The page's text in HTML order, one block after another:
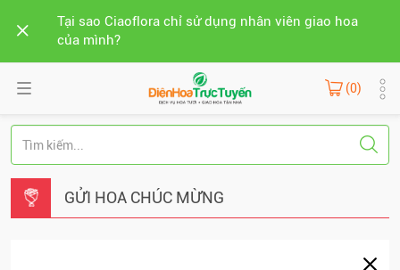
Tại sao Ciaoflora chỉ sử dụng nhân viên giao hoa
của mình?
(0)
GỬI HOA CHÚC MỪNG